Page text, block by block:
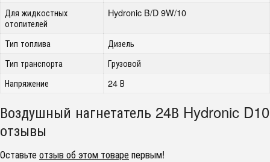
Для жидкостных
отопителей
Hydronic B/D 9W/10
Тип топлива
Дизель
Тип транспорта
Грузовой
Напряжение
24 В
Воздушный нагнетатель 24В Hydronic D10
отзывы
Оставьтеотзыв об этом товарепервым!